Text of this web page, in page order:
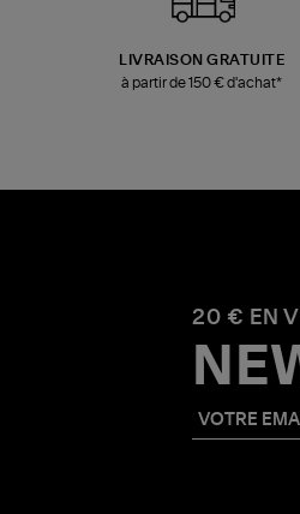
LIVRAISON GRATUITE
à partir de 150 € d'achat*
20 € EN